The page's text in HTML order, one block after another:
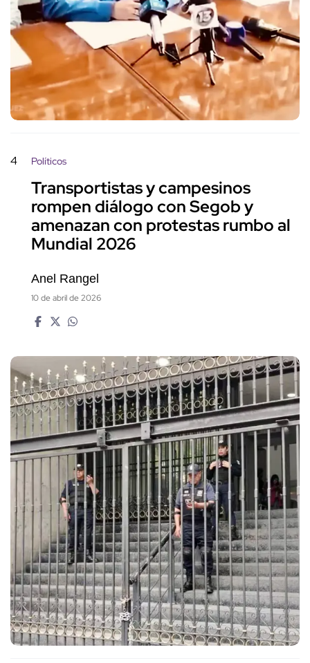
4 Políticos
Transportistas y campesinos
rompen diálogo con Segob y
amenazan con protestas rumbo al
Mundial 2026
Anel Rangel
10 de abril de 2026